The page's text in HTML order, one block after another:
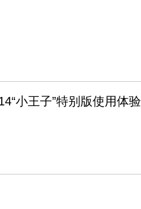
小王子”特别版使用体验